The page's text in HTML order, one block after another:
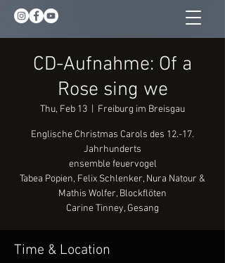
CD-Aufnahme: Of a
Rose sing we
Thu, Feb 13 Freiburg im Breisgau
Englische Christmas Carols des 12.-17.
Jahrhunderts
ensemble feuervogel
Tabea Popien, Felix Schlenker, Nura Natour &
Mathis Wolfer, Blockflöten
Carine Tinney, Gesang
Time & Location